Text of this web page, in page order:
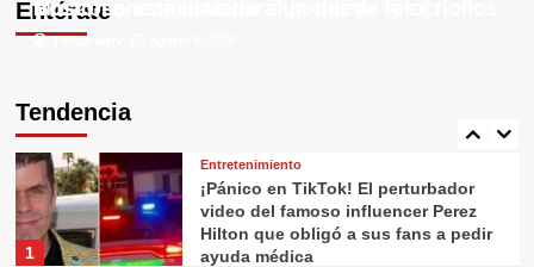
Entérate
Boston encomendado al poder de los criollos
Tvnoticiastv
Moscoso está listo para un nuevo reto
Tvnoticiastv
Tendencia
5
1
Entretenimiento
¡Pánico en TikTok! El perturbador
video del famoso influencer Perez
Hilton que obligó a sus fans a pedir
ayuda médica